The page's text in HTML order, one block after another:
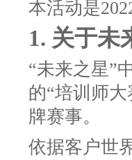
本活动是
1. 关于未
“未来之星”
的“培训师
牌赛事。
依据客户世